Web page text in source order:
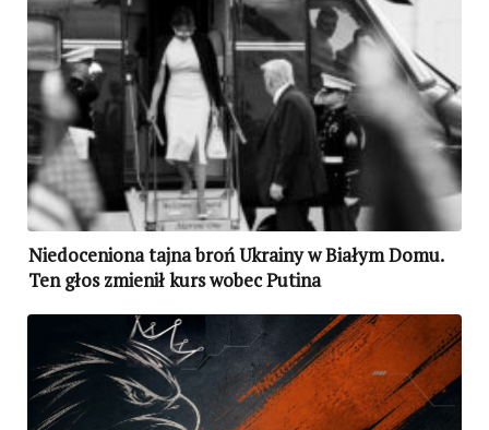
Niedoceniona tajna broń Ukrainy w Białym Domu.
Ten głos zmienił kurs wobec Putina